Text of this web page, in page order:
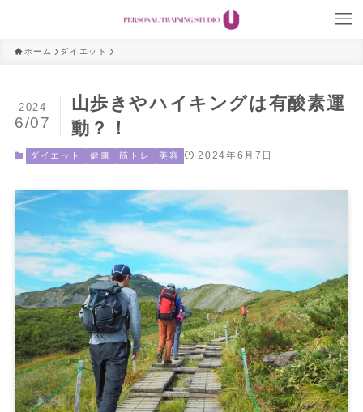
ホーム ダイエット
山歩きやハイキングは有酸素運
動？！
2024
6/07
ダイエット 健康 筋トレ 美容 2024年6月7日